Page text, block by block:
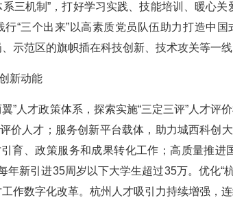
三机制”，打好学习实践、技能培训、暖心
行“三个出来”以高素质党员队伍助力打造中
示范区的旗帜插在科技创新、技术攻关等一线
新动能
”人才政策体系，探索实施“三定三评”人才评
价人才；服务创新平台载体，助力城西科创
育、政策服务和成果转化工作；高质量推进
年新引进35周岁以下大学生超过35万。优化“
作数字化改革。杭州人才吸引力持续增强，